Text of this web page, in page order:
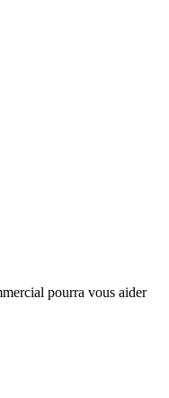
pourra vous aider